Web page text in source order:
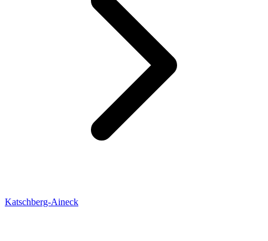
Katschberg-Aineck